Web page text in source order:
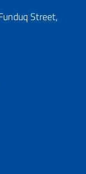
Street,